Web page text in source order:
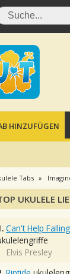
HINZUFÜGEN
Tabs
UKULELE
Can't Help
Elvis Presley